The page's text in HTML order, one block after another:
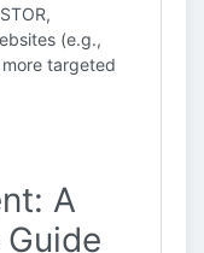
(e.g.,
targeted
A